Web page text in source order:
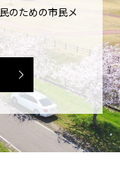
のための市民メ